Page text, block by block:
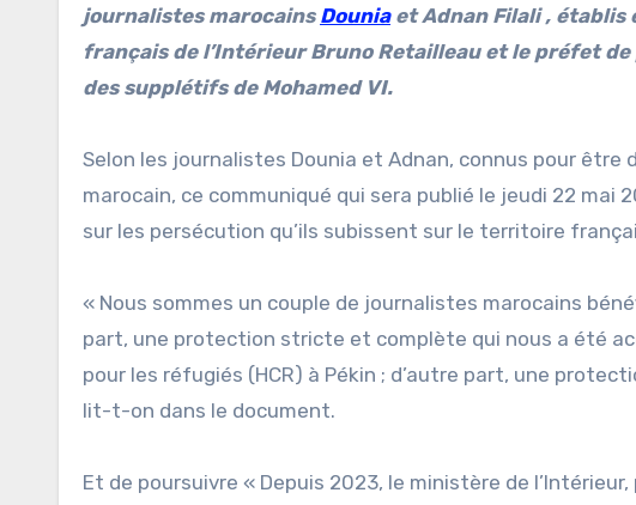
journalistes marocains Douniaet Adnan Filali , établis
français de l’Intérieur Bruno Retailleau et le préfet
des supplétifs de Mohamed VI.
Selon les journalistes Dounia et Adnan, connus pour
marocain, ce communiqué qui sera publié le jeudi 22 mai
sur les persécution qu’ils subissent sur le territoire
« Nous sommes un couple de journalistes marocains
part, une protection stricte et complète qui nous a été
pour les réfugiés (HCR) à Pékin ; d’autre part, une
lit-t-on dans le document.
Et de poursuivre « Depuis 2023, le ministère de